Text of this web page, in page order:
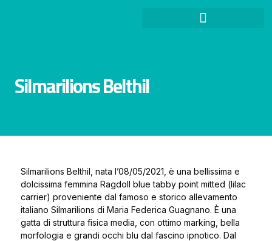
Silmarilions Belthil
Silmarilions Belthil, nata l’08/05/2021, è una bellissima e
dolcissima femmina Ragdoll blue tabby point mitted (lilac
carrier) proveniente dal famoso e storico allevamento
italiano Silmarilions di Maria Federica Guagnano. È una
gatta di struttura fisica media, con ottimo marking, bella
morfologia e grandi occhi blu dal fascino ipnotico. Dal